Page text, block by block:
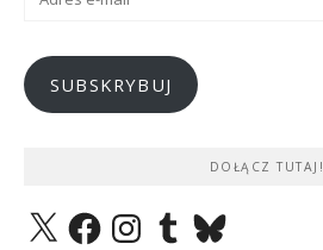
SUBSKRYBUJ
DOŁĄCZ TUTAJ!
X FacebookInstagramTumblrBluesky